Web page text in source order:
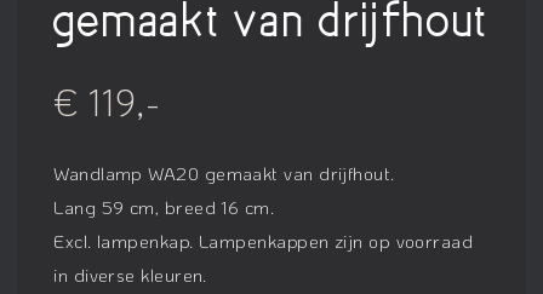
gemaakt van drijfhout
€ 119,-
Wandlamp WA20 gemaakt van drijfhout.
Lang 59 cm, breed 16 cm.
Excl. lampenkap. Lampenkappen zijn op voorraad
in diverse kleuren.